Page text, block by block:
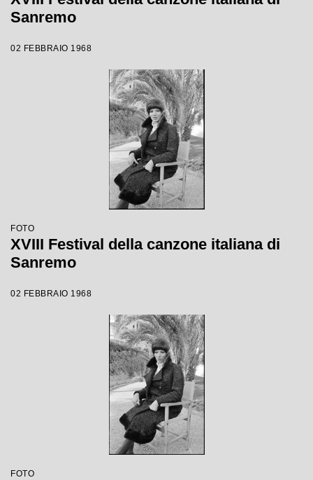
Sanremo
02 FEBBRAIO 1968
FOTO
XVIII Festival della canzone italiana di
Sanremo
02 FEBBRAIO 1968
FOTO